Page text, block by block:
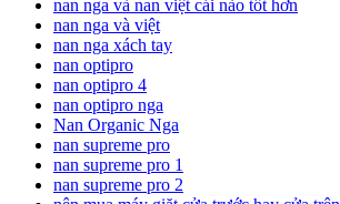
nan nga và nan việt cái nào tốt hơn
nan nga và việt
nan nga xách tay
nan optipro
nan optipro 4
nan optipro nga
Nan Organic Nga
nan supreme pro
nan supreme pro 1
nan supreme pro 2